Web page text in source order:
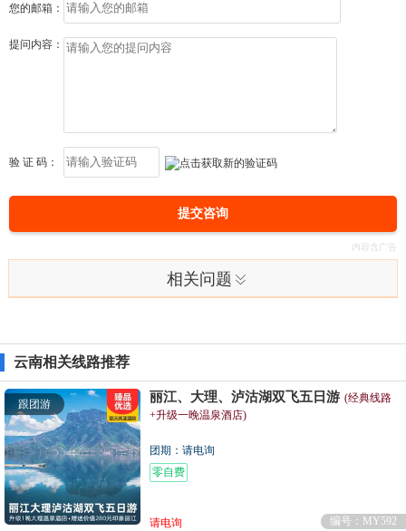
您的邮箱：
提问内容：
验 证 码：
提交咨询
相关问题
云南相关线路推荐
跟团游 丽江、大理、泸沽湖双飞五日游 (经典线路
+升级一晚温泉酒店)
团期：请电询
零自费
请电询
编号：MY592